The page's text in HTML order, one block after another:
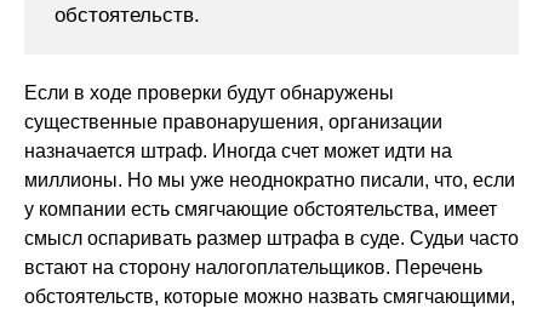
обстоятельств.
Если в ходе проверки будут обнаружены
существенные правонарушения, организации
назначается штраф. Иногда счет может идти на
миллионы. Но мы уже неоднократно писали, что, если
у компании есть смягчающие обстоятельства, имеет
смысл оспаривать размер штрафа в суде. Судьи часто
встают на сторону налогоплательщиков. Перечень
обстоятельств, которые можно назвать смягчающими,